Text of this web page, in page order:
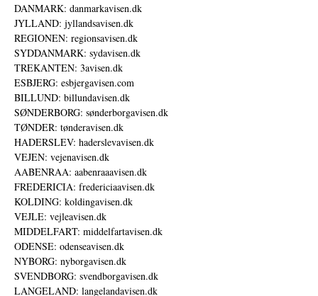
DANMARK: danmarkavisen.dk
JYLLAND: jyllandsavisen.dk
REGIONEN: regionsavisen.dk
SYDDANMARK: sydavisen.dk
TREKANTEN: 3avisen.dk
ESBJERG: esbjergavisen.com
BILLUND: billundavisen.dk
SØNDERBORG: sønderborgavisen.dk
TØNDER: tønderavisen.dk
HADERSLEV: haderslevavisen.dk
VEJEN: vejenavisen.dk
AABENRAA: aabenraaavisen.dk
FREDERICIA: fredericiaavisen.dk
KOLDING: koldingavisen.dk
VEJLE: vejleavisen.dk
MIDDELFART: middelfartavisen.dk
ODENSE: odenseavisen.dk
NYBORG: nyborgavisen.dk
SVENDBORG: svendborgavisen.dk
LANGELAND: langelandavisen.dk